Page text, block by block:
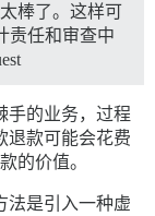
棒了。这样可
责任和审查中
手的业务，过程
退款可能会花费
的价值。
法是引入一种虚